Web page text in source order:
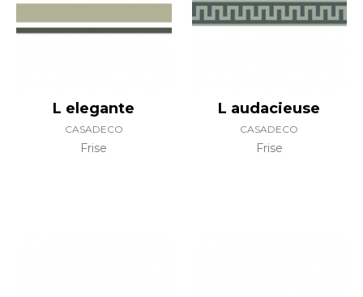
L elegante
CASADECO
Frise
L audacieuse
CASADECO
Frise